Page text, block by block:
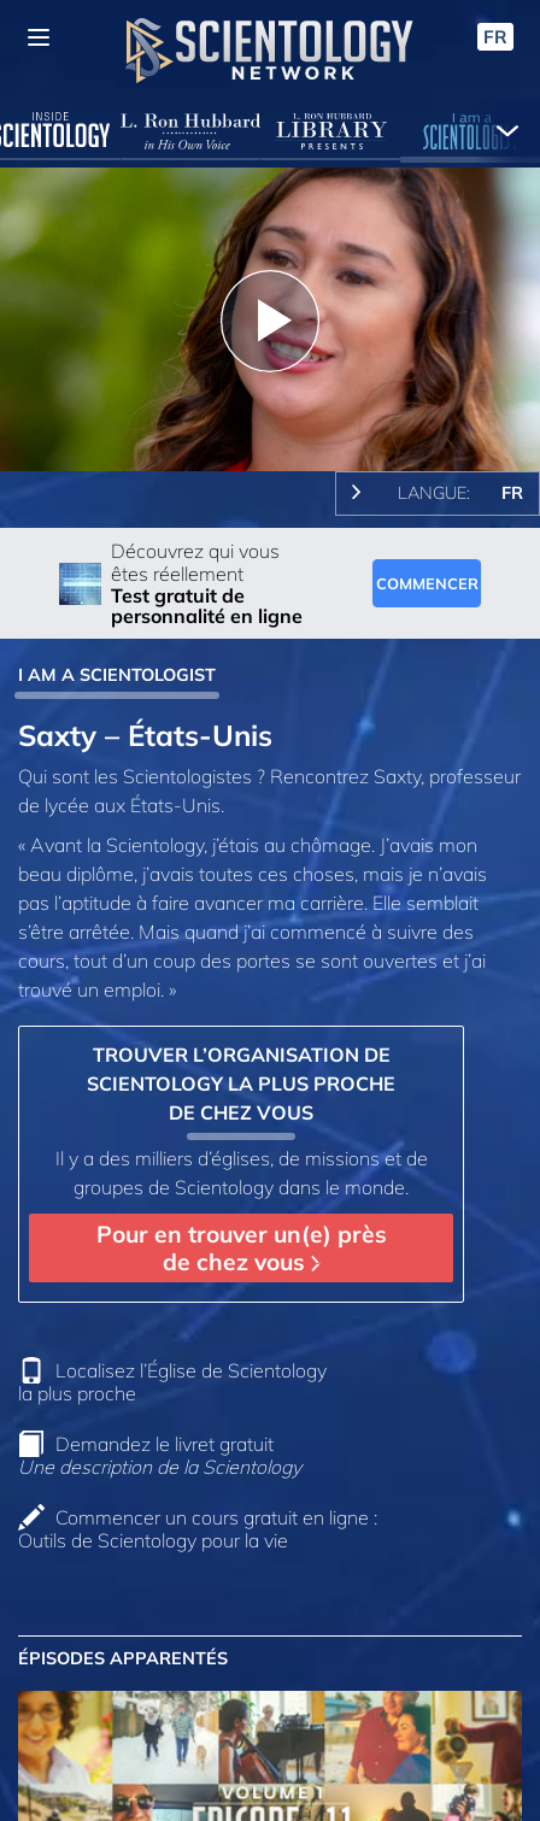
FR
Play
Video
LANGUE: FR
Découvrez qui vous
êtes réellement
Test gratuit de
personnalité en ligne
COMMENCER
I AM A SCIENTOLOGIST
Saxty – États-Unis
Qui sont les Scientologistes ? Rencontrez Saxty, professeur
de lycée aux États-Unis.
« Avant la Scientology, j’étais au chômage. J’avais mon
beau diplôme, j’avais toutes ces choses, mais je n’avais
pas l’aptitude à faire avancer ma carrière. Elle semblait
s’être arrêtée. Mais quand j’ai commencé à suivre des
cours, tout d’un coup des portes se sont ouvertes et j’ai
trouvé un emploi. »
TROUVER L’ORGANISATION DE
SCIENTOLOGY LA PLUS PROCHE
DE CHEZ VOUS
Il y a des milliers d’églises, de missions et de
groupes de Scientology dans le monde.
Pour en trouver un(e) près
de chez vous
Localisez l’Église de Scientology
la plus proche
Demandez le livret gratuit
Une description de la Scientology
Commencer un cours gratuit en ligne :
Outils de Scientology pour la vie
ÉPISODES APPARENTÉS